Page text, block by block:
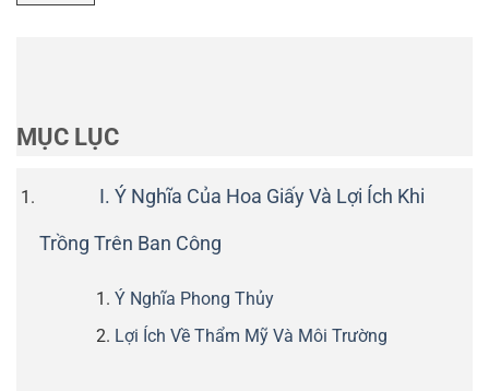
MỤC LỤC
I. Ý Nghĩa Của Hoa Giấy Và Lợi Ích Khi
Trồng Trên Ban Công
Ý Nghĩa Phong Thủy
Lợi Ích Về Thẩm Mỹ Và Môi Trường